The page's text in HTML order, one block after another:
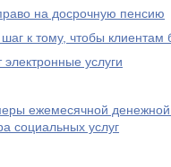
на досрочную пенсию
к тому, чтобы клиентам
услуги
ежемесячной
социальных услуг